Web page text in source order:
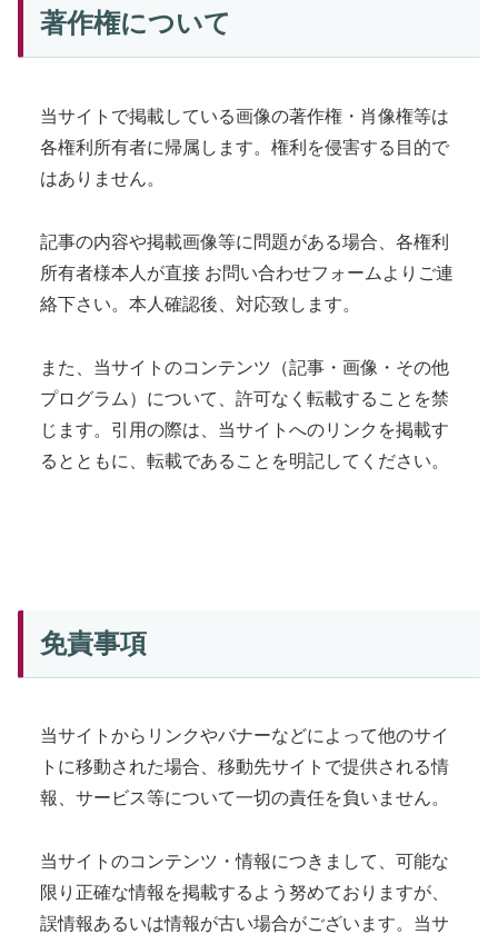
著作権について
当サイトで掲載している画像の著作権・肖像権等は
各権利所有者に帰属します。権利を侵害する目的で
はありません。
記事の内容や掲載画像等に問題がある場合、各権利
所有者様本人が直接 お問い合わせフォームよりご連
絡下さい。本人確認後、対応致します。
また、当サイトのコンテンツ（記事・画像・その他
プログラム）について、許可なく転載することを禁
じます。引用の際は、当サイトへのリンクを掲載す
るとともに、転載であることを明記してください。
免責事項
当サイトからリンクやバナーなどによって他のサイ
トに移動された場合、移動先サイトで提供される情
報、サービス等について一切の責任を負いません。
当サイトのコンテンツ・情報につきまして、可能な
限り正確な情報を掲載するよう努めておりますが、
誤情報あるいは情報が古い場合がございます。当サ